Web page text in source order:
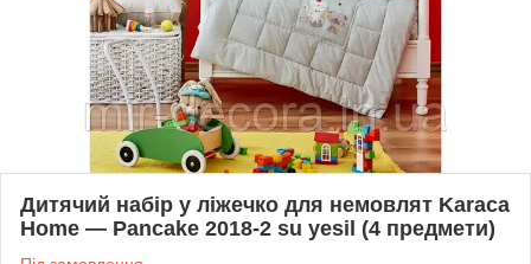
Дитячий набір у ліжечко для немовлят Karaca
Home — Pancake 2018-2 su yesil (4 предмети)